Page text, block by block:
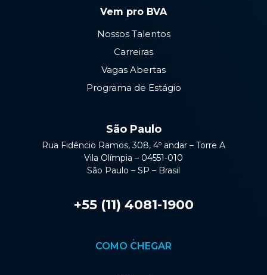
Vem pro BVA
Nossos Talentos
Carreiras
Vagas Abertas
Programa de Estágio
São Paulo
Rua Fidêncio Ramos, 308, 4º andar – Torre A
Vila Olímpia – 04551-010
São Paulo – SP – Brasil
+55 (11) 4081-1900
COMO CHEGAR